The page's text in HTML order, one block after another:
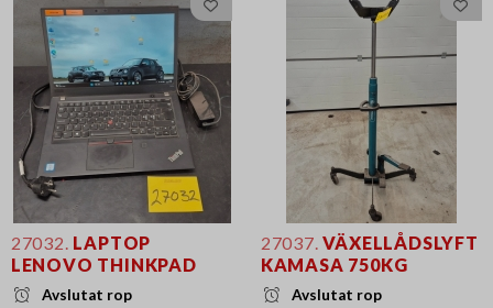
27032. LAPTOP
LENOVO THINKPAD
Avslutat rop
27037. VÄXELLÅDSLYFT
KAMASA 750KG
Avslutat rop